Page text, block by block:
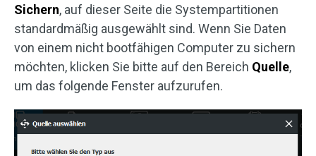
Sichern, auf dieser Seite die Systempartitionen
standardmäßig ausgewählt sind. Wenn Sie Daten
von einem nicht bootfähigen Computer zu sichern
möchten, klicken Sie bitte auf den Bereich Quelle,
um das folgende Fenster aufzurufen.